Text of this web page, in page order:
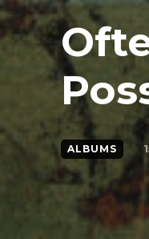
ALBUMS